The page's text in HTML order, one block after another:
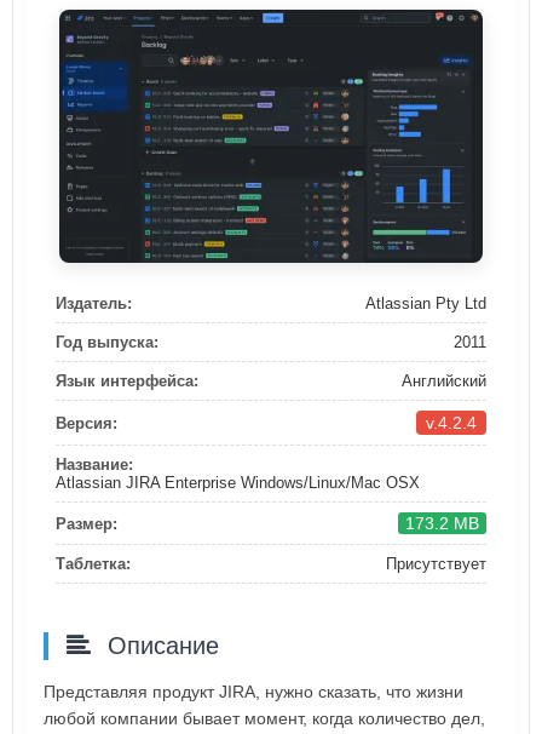
Издатель: Atlassian Pty Ltd
Год выпуска: 2011
Язык интерфейса: Английский
Версия: v.4.2.4
Название:
Atlassian JIRA Enterprise Windows/Linux/Mac OSX
Размер: 173.2 MB
Таблетка: Присутствует
Описание
Представляя продукт JIRA, нужно сказать, что жизни
любой компании бывает момент, когда количество дел,